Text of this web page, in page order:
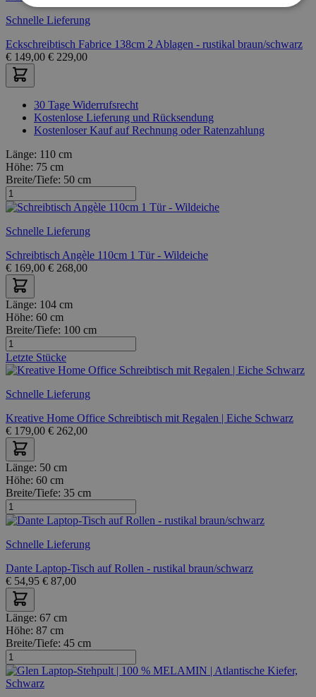
Schnelle Lieferung
Eckschreibtisch Fabrice 138cm 2 Ablagen - rustikal braun/schwarz
€ 149,00 € 229,00
30 Tage Widerrufsrecht
Kostenlose Lieferung und Rücksendung
Kostenloser Kauf auf Rechnung oder Ratenzahlung
Länge: 110 cm
Höhe: 75 cm
Breite/Tiefe: 50 cm
Schnelle Lieferung
Schreibtisch Angèle 110cm 1 Tür - Wildeiche
€ 169,00 € 268,00
Länge: 104 cm
Höhe: 60 cm
Breite/Tiefe: 100 cm
Letzte Stücke
Schnelle Lieferung
Kreative Home Office Schreibtisch mit Regalen | Eiche Schwarz
€ 179,00 € 262,00
Länge: 50 cm
Höhe: 60 cm
Breite/Tiefe: 35 cm
Schnelle Lieferung
Dante Laptop-Tisch auf Rollen - rustikal braun/schwarz
€ 54,95 € 87,00
Länge: 67 cm
Höhe: 87 cm
Breite/Tiefe: 45 cm